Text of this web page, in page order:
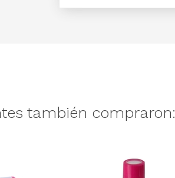
también compraron: